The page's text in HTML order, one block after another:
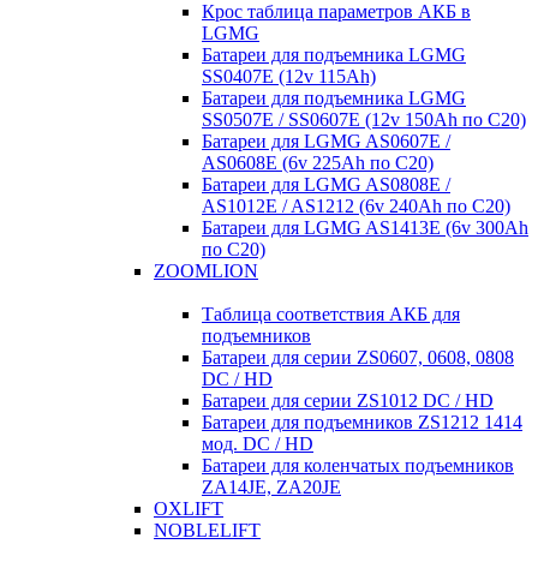
Крос таблица параметров АКБ в
LGMG
Батареи для подъемника LGMG
SS0407E (12v 115Ah)
Батареи для подъемника LGMG
SS0507E / SS0607E (12v 150Ah по С20)
Батареи для LGMG AS0607E /
AS0608E (6v 225Ah по С20)
Батареи для LGMG AS0808E /
AS1012E / AS1212 (6v 240Ah по С20)
Батареи для LGMG AS1413E (6v 300Ah
по С20)
ZOOMLION
Таблица соответствия АКБ для
подъемников
Батареи для серии ZS0607, 0608, 0808
DC / HD
Батареи для серии ZS1012 DC / HD
Батареи для подъемников ZS1212 1414
мод. DC / HD
Батареи для коленчатых подъемников
ZA14JE, ZA20JE
OXLIFT
NOBLELIFT